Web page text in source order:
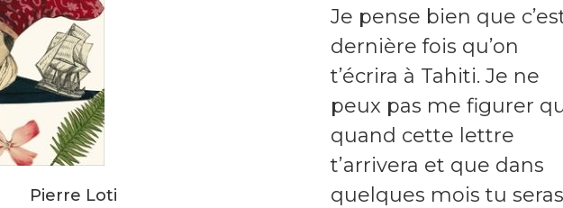
Pierre Loti
Je pense bien que
dernière fois qu’on
t’écrira à Tahiti. Je ne
peux pas me figurer
quand cette lettre
t’arrivera et que dans
quelques mois tu seras